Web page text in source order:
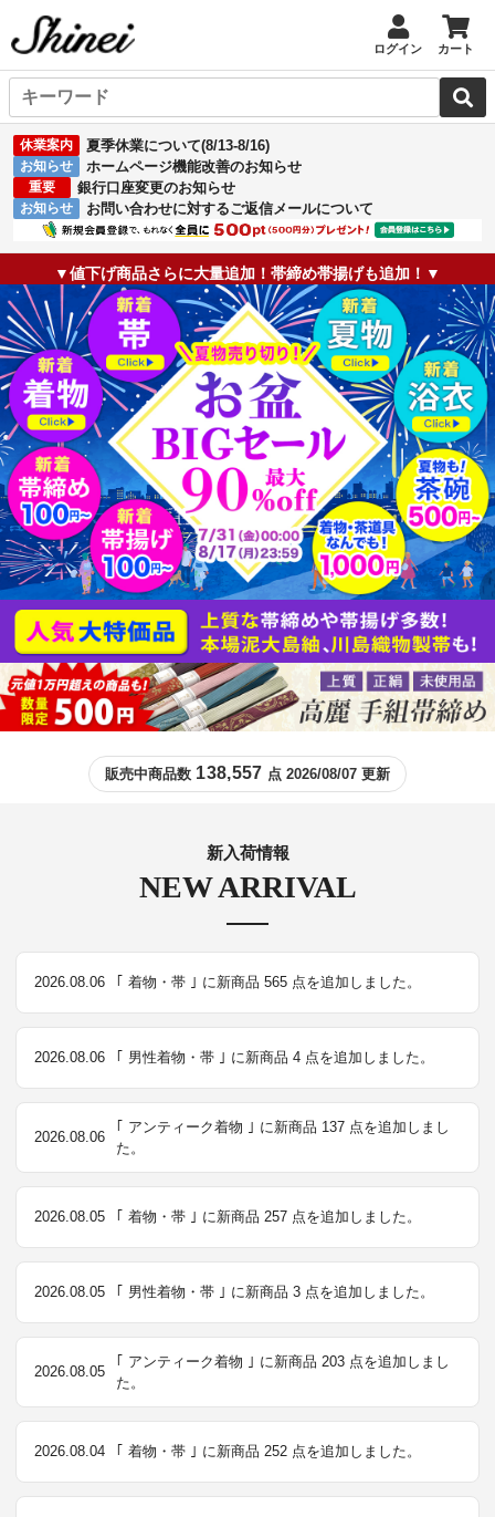
ログイン カート
休業案内 夏季休業について(8/13-8/16)
お知らせ ホームページ機能改善のお知らせ
重要 銀行口座変更のお知らせ
お知らせ お問い合わせに対するご返信メールについて
▼値下げ商品さらに大量追加！帯締め帯揚げも追加！▼
販売中商品数 138,557 点 2026/08/07 更新
NEW ARRIVAL
新入荷情報
2026.08.06 ｢ 着物・帯 ｣ に新商品 565 点を追加しました。
2026.08.06 ｢ 男性着物・帯 ｣ に新商品 4 点を追加しました。
2026.08.06
｢ アンティーク着物 ｣ に新商品 137 点を追加しまし
た。
2026.08.05 ｢ 着物・帯 ｣ に新商品 257 点を追加しました。
2026.08.05 ｢ 男性着物・帯 ｣ に新商品 3 点を追加しました。
2026.08.05
｢ アンティーク着物 ｣ に新商品 203 点を追加しまし
た。
2026.08.04 ｢ 着物・帯 ｣ に新商品 252 点を追加しました。